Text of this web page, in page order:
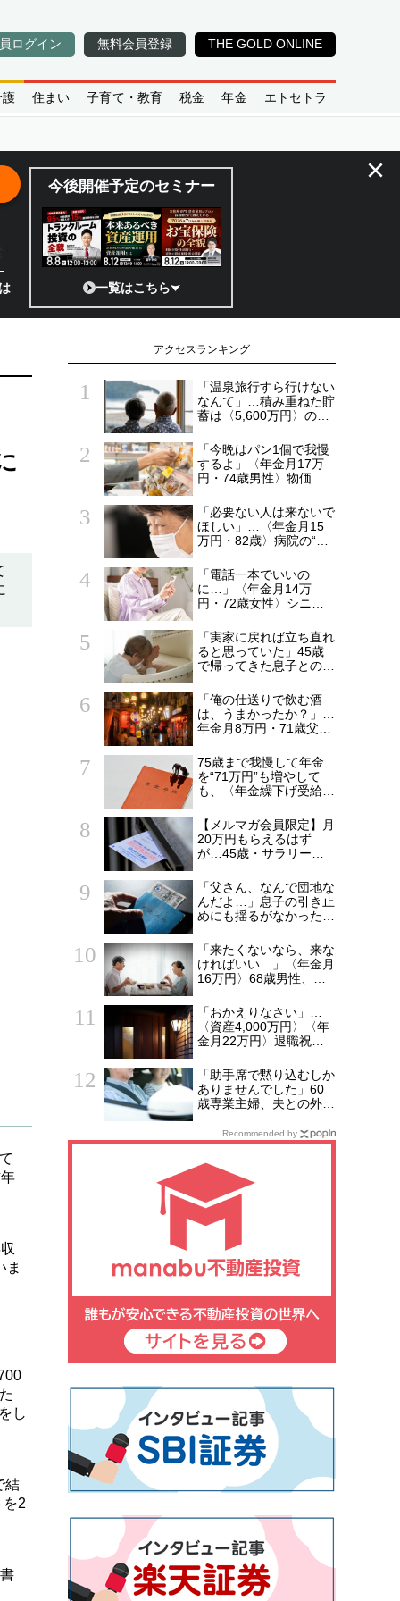
ログイン 無料会員登録 THE GOLD ONLINE
護 住まい 子育て・教育 税金 年金 エトセトラ
本の宇宙ベンチャーのココがスゴイ！／補助金から実需へ、知られ
今後開催予定のセミナー
一覧はこちら
×
ま
し
結
2
アクセスランキング
「温泉旅行すら行けない
なんて」…積み重ねた貯
蓄は〈5,600万円〉の68
を貯めたはずが「馬鹿だ
った」肩を落とす理由
「今晩はパン1個で我慢
するよ」〈年金月17万
円・74歳男性〉物価高
食卓”
「必要ない人は来ないで
ほしい」…〈年金月15
万円・82歳〉病院の“常
られた20代会社員の本
音。それでも通い続ける
理由
「電話一本でいいの
に…」〈年金月14万
円・72歳女性〉シニア
家族からの連絡
「実家に戻れば立ち直れ
ると思っていた」45歳
で帰ってきた息子との同
万円・75歳母〉が漏ら
した本音
「俺の仕送りで飲む酒
は、うまかったか？」…
年金月8万円・71歳父を
助〉が途絶えた夜
75歳まで我慢して年金
を“71万円”も増やして
も、〈年金繰下げ受給〉
偶者が年下の人」「定年
後も働く人」「特別な年
金を受け取れる人」
【CFPが解説】
【メルマガ会員限定】月
20万円もらえるはず
が…45歳・サラリーマ
抱いた違和感。「年金ル
ール」知らずにそのまま
20年…65歳で受け取る
ことになる年金額に唖然
「父さん、なんで団地な
んだよ…」息子の引き止
めにも揺るがなかった
男性〉の決意
「来たくないなら、来な
ければいい…」〈年金月
16万円〉68歳男性、家
ずが、夫婦2人寂しく食
卓を囲むワケ
「おかえりなさい」…
〈資産4,000万円〉〈年
金月22万円〉退職祝い
行」から帰国した65歳
夫婦。余韻を吹き飛ばし
た“破綻の影”
「助手席で黙り込むしか
ありませんでした」60
歳専業主婦、夫との外出
和感”Recommended by